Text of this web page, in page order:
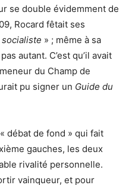
se double évidemment de
Rocard fêtait ses
socialiste » ; même à sa
autant. C’est qu’il avait
du Champ de
pu signer un Guide du
débat de fond » qui fait
gauches, les deux
rivalité personnelle.
vainqueur, et pour